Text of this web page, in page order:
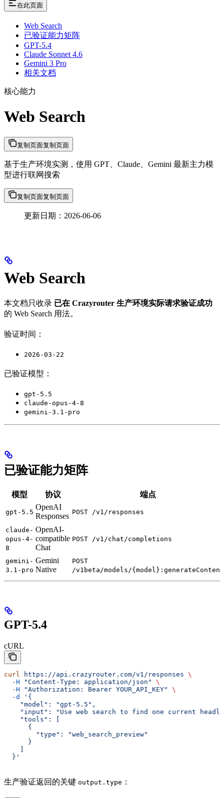
在此页面
Web Search
已验证能力矩阵
GPT-5.4
Claude Sonnet 4.6
Gemini 3 Pro
相关文档
核心能力
Web Search
复制页面复制页面
基于生产环境实测，使用 GPT、Claude、Gemini 最新主力模
型进行联网搜索
复制页面复制页面
更新日期：2026-06-06
Web Search
本文档只收录 已在 Crazyrouter 生产环境实际请求验证成功
的 Web Search 用法。
验证时间：
2026-03-22
已验证模型：
gpt-5.5
claude-opus-4-8
gemini-3.1-pro
已验证能力矩阵
模型 协议 端点
gpt-5.5
OpenAI
Responses POST /v1/responses
claude-
opus-4-
8
OpenAI-
compatible
Chat
POST /v1/chat/completions
gemini-
3.1-pro
Gemini
Native
POST
/v1beta/models/{model}:generateContent
GPT-5.4
cURL
curl https://api.crazyrouter.com/v1/responses \
  -H
"Content-Type: application/json"
\
  -H
"Authorization: Bearer YOUR_API_KEY"
\
  -d
'{
    "model": "gpt-5.5",
"input": "Use web search to find one current
    "tools": [
      {
        "type": "web_search_preview"
      }
  }'
生产验证返回的关键 output.type ：